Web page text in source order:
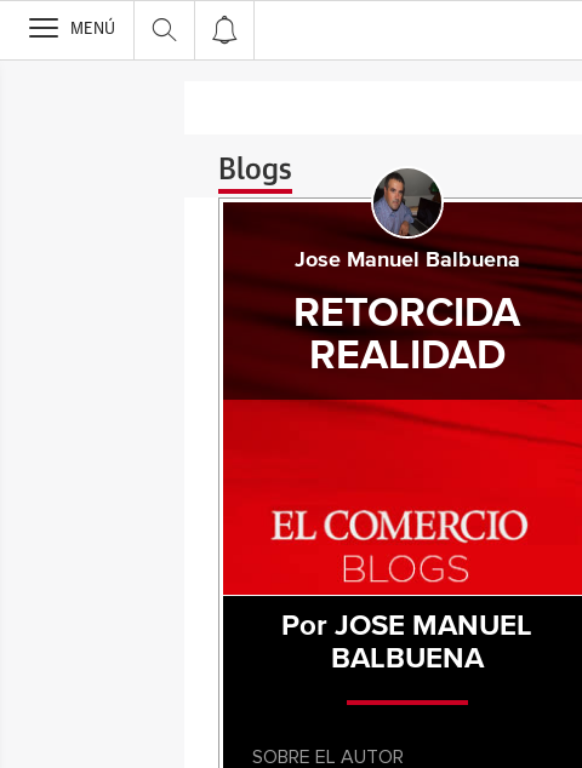
>
MENÚ
Blogs
Jose Manuel Balbuena
RETORCIDA
REALIDAD
Por JOSE MANUEL
BALBUENA
SOBRE EL AUTOR